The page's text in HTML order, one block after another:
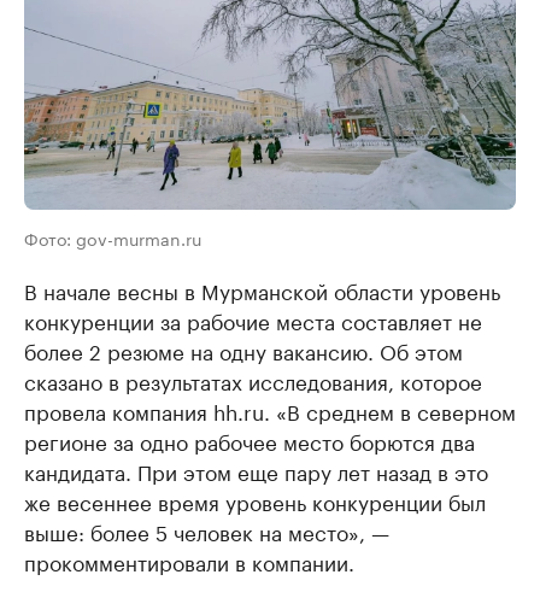
Фото: gov-murman.ru
В начале весны в Мурманской области уровень
конкуренции за рабочие места составляет не
более 2 резюме на одну вакансию. Об этом
сказано в результатах исследования, которое
провела компания hh.ru. «В среднем в северном
регионе за одно рабочее место борются два
кандидата. При этом еще пару лет назад в это
же весеннее время уровень конкуренции был
выше: более 5 человек на место», —
прокомментировали в компании.